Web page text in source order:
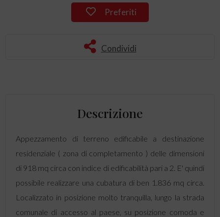
Preferiti
Condividi
Descrizione
Appezzamento di terreno edificabile a destinazione
residenziale ( zona di completamento ) delle dimensioni
di 918 mq circa con indice di edificabilità pari a 2. E' quindi
possibile realizzare una cubatura di ben 1.836 mq circa.
Localizzato in posizione molto tranquilla, lungo la strada
comunale di accesso al paese, su posizione comoda e